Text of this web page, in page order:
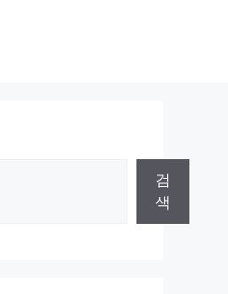
검
색